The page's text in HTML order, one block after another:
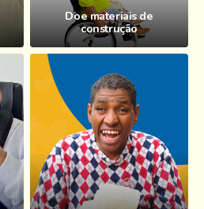
Doe materiais de
construção